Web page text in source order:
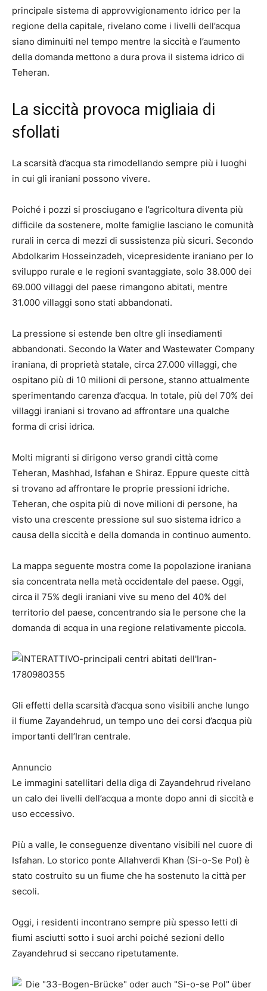
principale sistema di approvvigionamento idrico per la
regione della capitale, rivelano come i livelli dell’acqua
siano diminuiti nel tempo mentre la siccità e l’aumento
della domanda mettono a dura prova il sistema idrico di
Teheran.
La siccità provoca migliaia di
sfollati
La scarsità d’acqua sta rimodellando sempre più i luoghi
in cui gli iraniani possono vivere.
Poiché i pozzi si prosciugano e l’agricoltura diventa più
difficile da sostenere, molte famiglie lasciano le comunità
rurali in cerca di mezzi di sussistenza più sicuri. Secondo
Abdolkarim Hosseinzadeh, vicepresidente iraniano per lo
sviluppo rurale e le regioni svantaggiate, solo 38.000 dei
69.000 villaggi del paese rimangono abitati, mentre
31.000 villaggi sono stati abbandonati.
La pressione si estende ben oltre gli insediamenti
abbandonati. Secondo la Water and Wastewater Company
iraniana, di proprietà statale, circa 27.000 villaggi, che
ospitano più di 10 milioni di persone, stanno attualmente
sperimentando carenza d’acqua. In totale, più del 70% dei
villaggi iraniani si trovano ad affrontare una qualche
forma di crisi idrica.
Molti migranti si dirigono verso grandi città come
Teheran, Mashhad, Isfahan e Shiraz. Eppure queste città
si trovano ad affrontare le proprie pressioni idriche.
Teheran, che ospita più di nove milioni di persone, ha
visto una crescente pressione sul suo sistema idrico a
causa della siccità e della domanda in continuo aumento.
La mappa seguente mostra come la popolazione iraniana
sia concentrata nella metà occidentale del paese. Oggi,
circa il 75% degli iraniani vive su meno del 40% del
territorio del paese, concentrando sia le persone che la
domanda di acqua in una regione relativamente piccola.
Gli effetti della scarsità d’acqua sono visibili anche lungo
il fiume Zayandehrud, un tempo uno dei corsi d’acqua più
importanti dell’Iran centrale.
Annuncio
Le immagini satellitari della diga di Zayandehrud rivelano
un calo dei livelli dell’acqua a monte dopo anni di siccità e
uso eccessivo.
Più a valle, le conseguenze diventano visibili nel cuore di
Isfahan. Lo storico ponte Allahverdi Khan (Si-o-Se Pol) è
stato costruito su un fiume che ha sostenuto la città per
secoli.
Oggi, i residenti incontrano sempre più spesso letti di
fiumi asciutti sotto i suoi archi poiché sezioni dello
Zayandehrud si seccano ripetutamente.